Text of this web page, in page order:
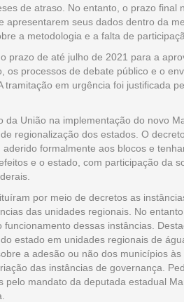
de atraso. No entanto, o prazo final
seus dados dentro da
a metodologia e a falta de
prazo de até julho de 2021 para a
os processos de debate público e o
em urgência foi justificada
União na implementação do novo
regionalização dos estados. O
formalmente aos blocos e
e o estado, com participação da
por meio de decretos as
das unidades regionais. No
dessas instâncias.
estado em unidades regionais de
a adesão ou não dos municípios às
das instâncias de governança.
mandato da deputada estadual